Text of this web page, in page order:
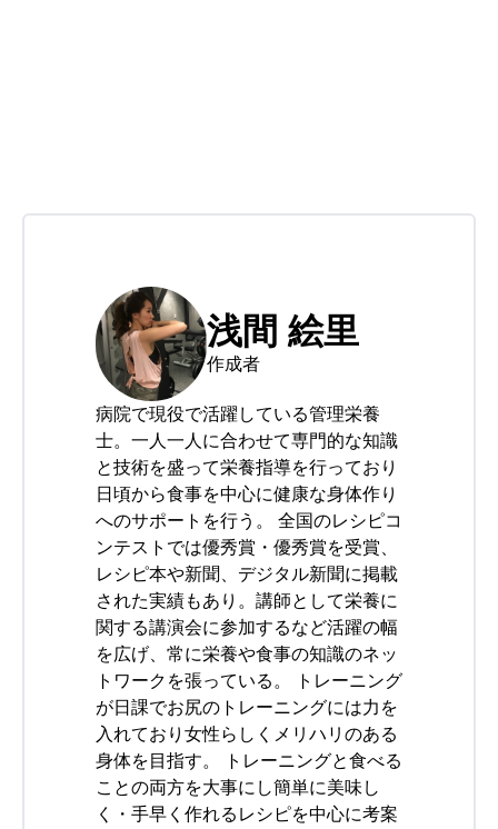
浅間 絵里
作成者
病院で現役で活躍している管理栄養
士。一人一人に合わせて専門的な知識
と技術を盛って栄養指導を行っており
日頃から食事を中心に健康な身体作り
へのサポートを行う。 全国のレシピコ
ンテストでは優秀賞・優秀賞を受賞、
レシピ本や新聞、デジタル新聞に掲載
された実績もあり。講師として栄養に
関する講演会に参加するなど活躍の幅
を広げ、常に栄養や食事の知識のネッ
トワークを張っている。 トレーニング
が日課でお尻のトレーニングには力を
入れており女性らしくメリハリのある
身体を目指す。 トレーニングと食べる
ことの両方を大事にし簡単に美味し
く・手早く作れるレシピを中心に考案